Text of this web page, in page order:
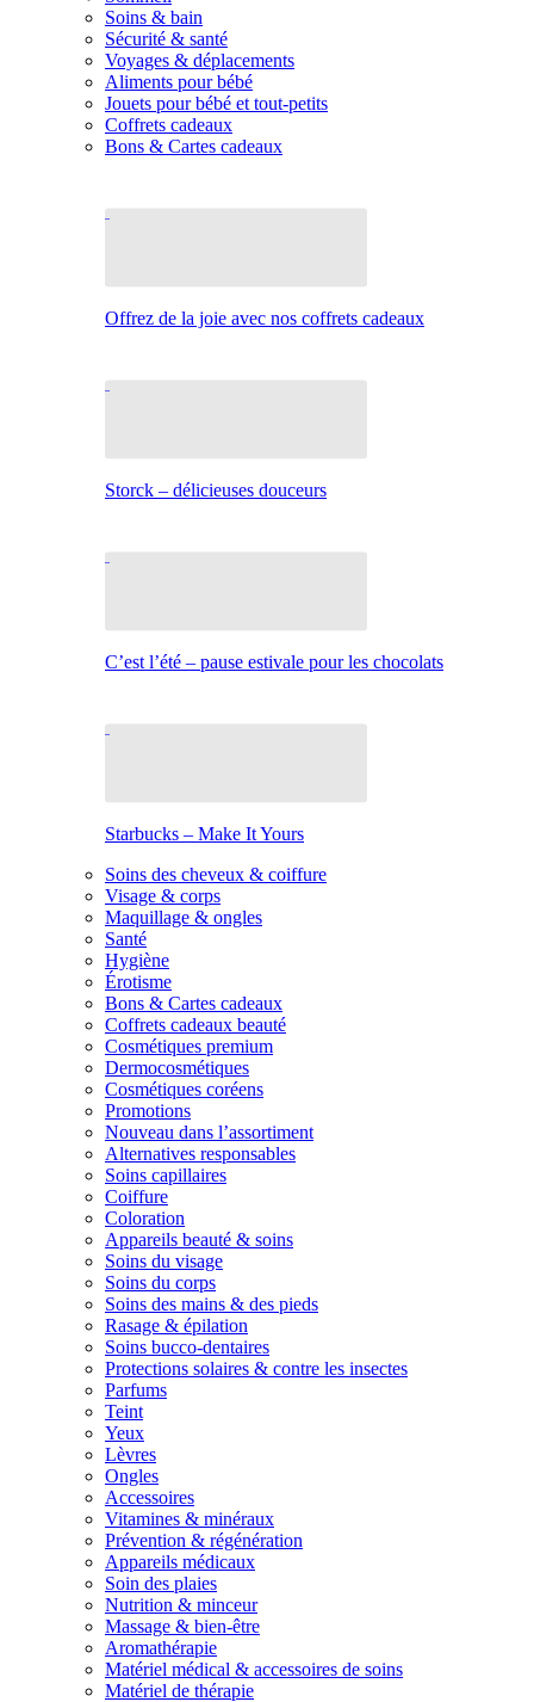
Soins & bain
Sécurité & santé
Voyages & déplacements
Aliments pour bébé
Jouets pour bébé et tout-petits
Coffrets cadeaux
Bons & Cartes cadeaux
Offrez de la joie avec nos coffrets cadeaux
Storck – délicieuses douceurs
C’est l’été – pause estivale pour les chocolats
Starbucks – Make It Yours
Soins des cheveux & coiffure
Visage & corps
Maquillage & ongles
Santé
Hygiène
Érotisme
Bons & Cartes cadeaux
Coffrets cadeaux beauté
Cosmétiques premium
Dermocosmétiques
Cosmétiques coréens
Promotions
Nouveau dans l’assortiment
Alternatives responsables
Soins capillaires
Coiffure
Coloration
Appareils beauté & soins
Soins du visage
Soins du corps
Soins des mains & des pieds
Rasage & épilation
Soins bucco-dentaires
Protections solaires & contre les insectes
Parfums
Teint
Yeux
Lèvres
Ongles
Accessoires
Vitamines & minéraux
Prévention & régénération
Appareils médicaux
Soin des plaies
Nutrition & minceur
Massage & bien-être
Aromathérapie
Matériel médical & accessoires de soins
Matériel de thérapie